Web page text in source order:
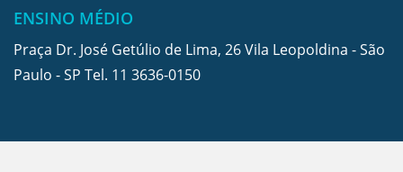
ENSINO MÉDIO
Praça Dr. José Getúlio de Lima, 26 Vila Leopoldina - São
Paulo - SP Tel. 11 3636-0150